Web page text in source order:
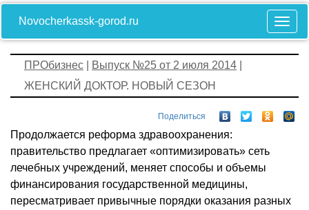
Novocherkassk-gorod.ru
ПРОбизнес Выпуск №25 от 2 июля 2014
ЖЕНСКИЙ ДОКТОР. НОВЫЙ СЕЗОН
Поделиться
Продолжается реформа здравоохранения:
правительство предлагает «оптимизировать» сеть
лечебных учреждений, меняет способы и объемы
финансирования государственной медицины,
пересматривает привычные порядки оказания разных